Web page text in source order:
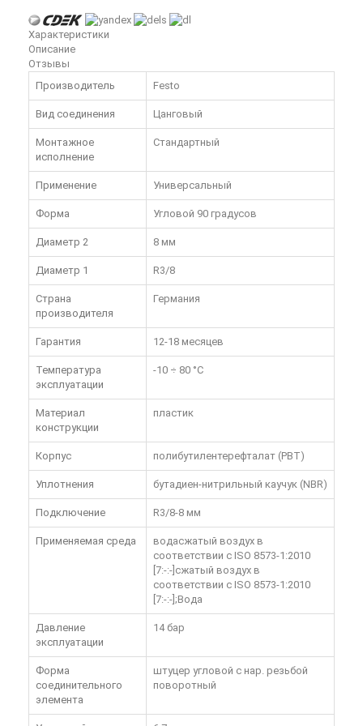
Характеристики
Описание
Отзывы
Производитель
Festo
Вид соединения Цанговый
Монтажное
исполнение
Стандартный
Применение Универсальный
Форма Угловой 90 градусов
Диаметр 2 8 мм
Диаметр 1 R3/8
Страна
производителя
Германия
Гарантия 12-18 месяцев
Температура
эксплуатации
-10 ÷ 80 °C
Материал
конструкции
пластик
Корпус полибутилентерефталат (PBT)
Уплотнения бутадиен-нитрильный каучук (NBR)
Подключение R3/8-8 мм
Применяемая среда
водасжатый воздух в
соответствии с ISO 8573-1:2010
[7:-:-]сжатый воздух в
соответствии с ISO 8573-1:2010
[7:-:-];Вода
Давление
эксплуатации
14 бар
Форма
соединительного
элемента
штуцер угловой с нар. резьбой
поворотный